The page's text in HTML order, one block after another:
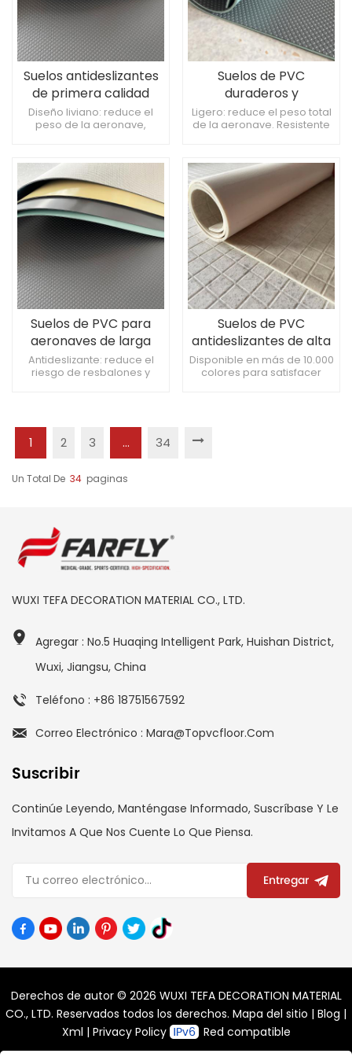
Suelos antideslizantes
de primera calidad
para aeronaves.
Soluciones de PVC de
aviones comerciales.
Diseño liviano: reduce el
peso de la aeronave,
instalación: se instala
rápidamente, lo que
minimiza el tiempo de
inactividad de la aeronave.
Bajo mantenimiento: fácil de
limpiar y cuidar, ahorrando
tiempo y dinero.
Suelos de PVC
duraderos y
antibacterianos para
interiores de
Ligero: reduce el peso total
de la aeronave. Resistente
de emergencia. Resistente
a impactos: soporta tráfico
peatonal intenso.
Suelos de PVC para
aeronaves de larga
duración y uso
frecuente
Antideslizante: reduce el
riesgo de resbalones y
estándares ambientales y
de salud.
Suelos de PVC
antideslizantes de alta
calidad de 3 mm de
espesor
Disponible en más de 10.000
colores para satisfacer
Inhibe el crecimiento de
1 2 3 ... 34
Un Total De 34 Paginas
WUXI TEFA DECORATION MATERIAL CO., LTD.
Agregar : No.5 Huaqing Intelligent Park, Huishan District,
Wuxi, Jiangsu, China
Teléfono : +86 18751567592
Correo Electrónico : Mara@topvcfloor.com
Suscribir
Continúe Leyendo, Manténgase Informado, Suscríbase Y Le
Invitamos A Que Nos Cuente Lo Que Piensa.
Entregar
Derechos de autor © 2026 WUXI TEFA DECORATION MATERIAL
CO., LTD. Reservados todos los derechos. Mapa del sitio | Blog |
Xml | Privacy Policy Red compatible